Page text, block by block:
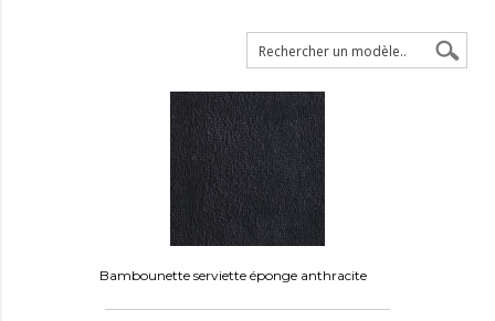
Bambounette serviette éponge anthracite